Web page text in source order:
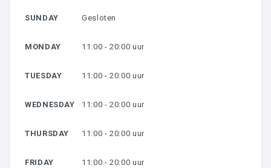
SUNDAY Gesloten
MONDAY 11:00 - 20:00 uur
TUESDAY 11:00 - 20:00 uur
WEDNESDAY 11:00 - 20:00 uur
THURSDAY 11:00 - 20:00 uur
FRIDAY 11:00 - 20:00 uur